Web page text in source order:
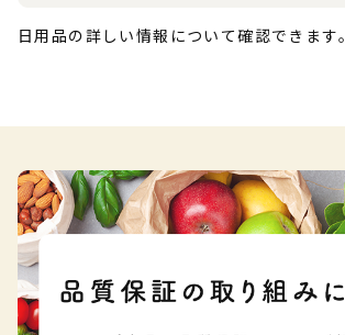
日用品の詳しい情報について確認できます。